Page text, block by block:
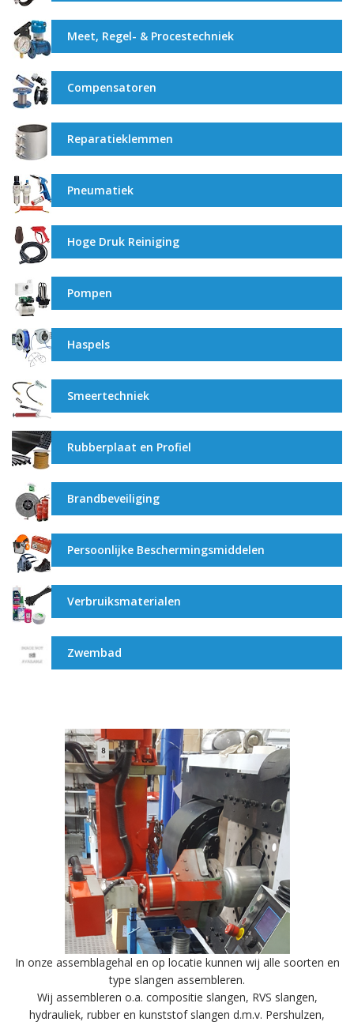
Meet, Regel- & Procestechniek
Compensatoren
Reparatieklemmen
Pneumatiek
Hoge Druk Reiniging
Pompen
Haspels
Smeertechniek
Rubberplaat en Profiel
Brandbeveiliging
Persoonlijke Beschermingsmiddelen
Verbruiksmaterialen
Zwembad
In onze assemblagehal en op locatie kunnen wij alle soorten en
type slangen assembleren.
Wij assembleren o.a. compositie slangen, RVS slangen,
hydrauliek, rubber en kunststof slangen d.m.v. Pershulzen,